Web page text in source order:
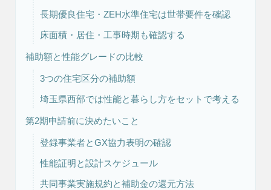
長期優良住宅・ZEH水準住宅は世帯要件を確認
床面積・居住・工事時期も確認する
補助額と性能グレードの比較
3つの住宅区分の補助額
埼玉県西部では性能と暮らし方をセットで考える
第2期申請前に決めたいこと
登録事業者とGX協力表明の確認
性能証明と設計スケジュール
共同事業実施規約と補助金の還元方法
注文住宅 リフォーム
アフターメンテナンス